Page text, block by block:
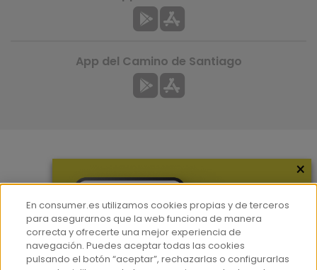
Hemeroteca
Contacto
Prensa
App del Camino de Santiago
×
En consumer.es utilizamos cookies propias y de terceros
para asegurarnos que la web funciona de manera
correcta y ofrecerte una mejor experiencia de
navegación. Puedes aceptar todas las cookies
pulsando el botón “aceptar”, rechazarlas o configurarlas